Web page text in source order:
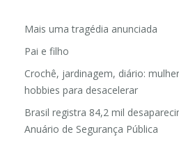
Mais uma tragédia anunciada
Pai e filho
Crochê, jardinagem, diário:
hobbies para desacelerar
Brasil registra 84,2 mil
Anuário de Segurança Pública